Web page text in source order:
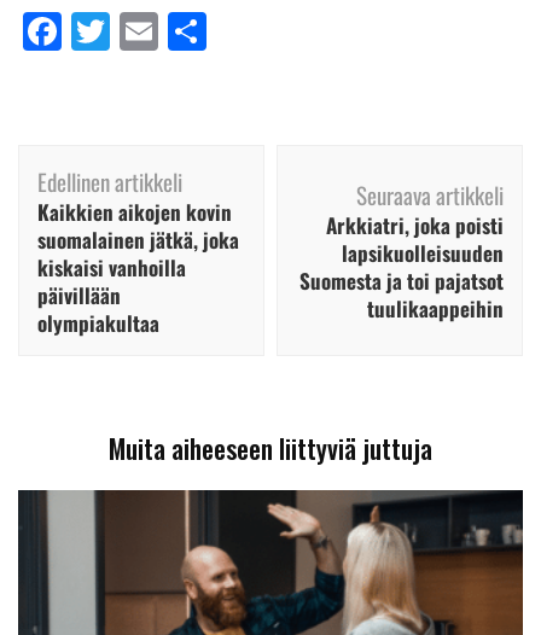
Facebook
Twitter
Email
Artikkelien
selaus
Edellinen artikkeli
Kaikkien aikojen kovin
suomalainen jätkä, joka
kiskaisi vanhoilla
päivillään
olympiakultaa
Seuraava artikkeli
Arkkiatri, joka poisti
lapsikuolleisuuden
Suomesta ja toi pajatsot
tuulikaappeihin
Muita aiheeseen liittyviä juttuja